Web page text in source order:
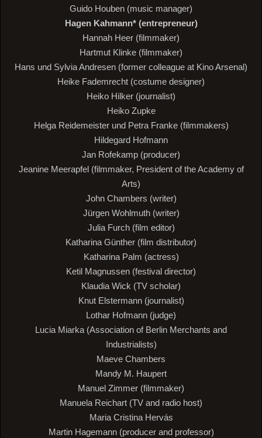
Guido Houben (music manager)
Hagen Kahmann* (entrepreneur)
Hannah Heer (filmmaker)
Hartmut Klinke (filmmaker)
Hans und Sylvia Andresen (former colleague at Kino Arsenal)
Heike Fademrecht (costume designer)
Heiko Hilker (journalist)
Heiko Zupke
Helga Reidemeister und Petra Franke (filmmakers)
Hildegard Hofmann
Jan Rofekamp (producer)
Jeanine Meerapfel (filmmaker, President of the Academy of
Arts)
John Chambers (writer)
Jürgen Wohlmuth (writer)
Julia Furch (film editor)
Katharina Günther (film distributor)
Katharina Palm (actress)
Ketil Magnussen (festival director)
Klaudia Wick (TV scholar)
Knut Elstermann (journalist)
Lothar Hofmann (judge)
Lucia Miarka (Association of Berlin Merchants and
Industrialists)
Maeve Chambers
Mandy M. Haupert
Manuel Zimmer (filmmaker)
Manuela Reichart (TV and radio host)
Maria Cristina Hervás
Martin Hagemann (producer and professor)